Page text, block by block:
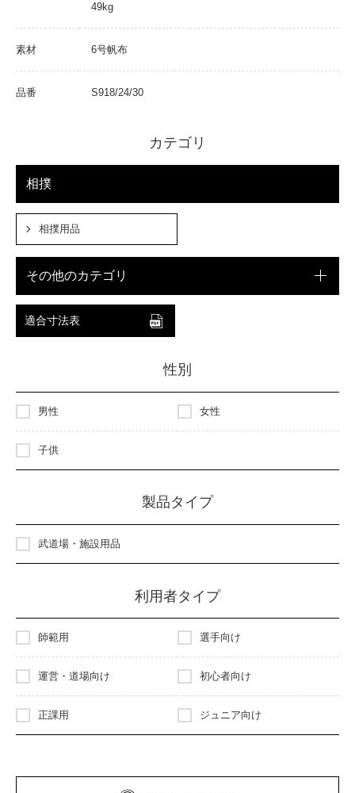
49kg
素材 6号帆布
品番 S918/24/30
カテゴリ
相撲
相撲用品
その他のカテゴリ
適合寸法表
性別
男性 女性
子供
製品タイプ
武道場・施設用品
利用者タイプ
師範用 選手向け
運営・道場向け 初心者向け
正課用 ジュニア向け